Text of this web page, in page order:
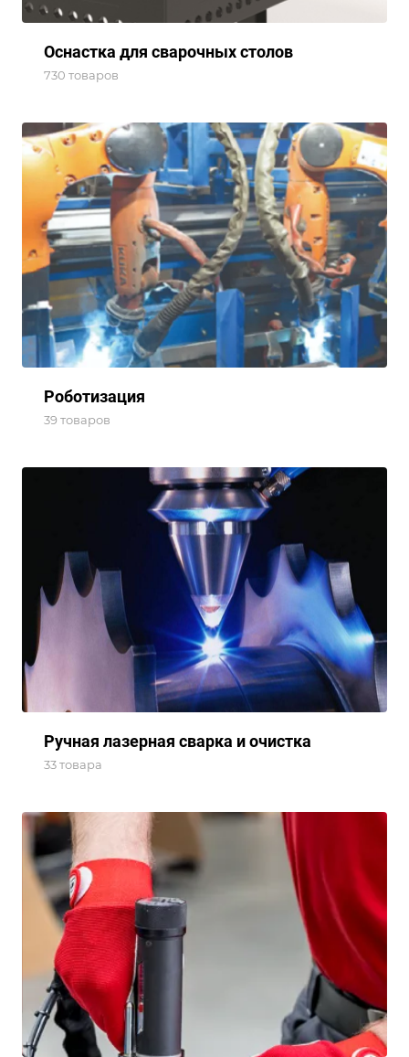
Оснастка для сварочных столов
730 товаров
Роботизация
39 товаров
Ручная лазерная сварка и очистка
33 товара